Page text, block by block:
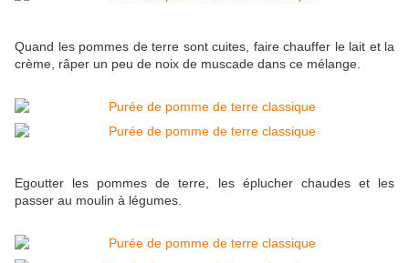
Quand les pommes de terre sont cuites, faire chauffer le lait et la
crème, râper un peu de noix de muscade dans ce mélange.
Egoutter les pommes de terre, les éplucher chaudes et les
passer au moulin à légumes.